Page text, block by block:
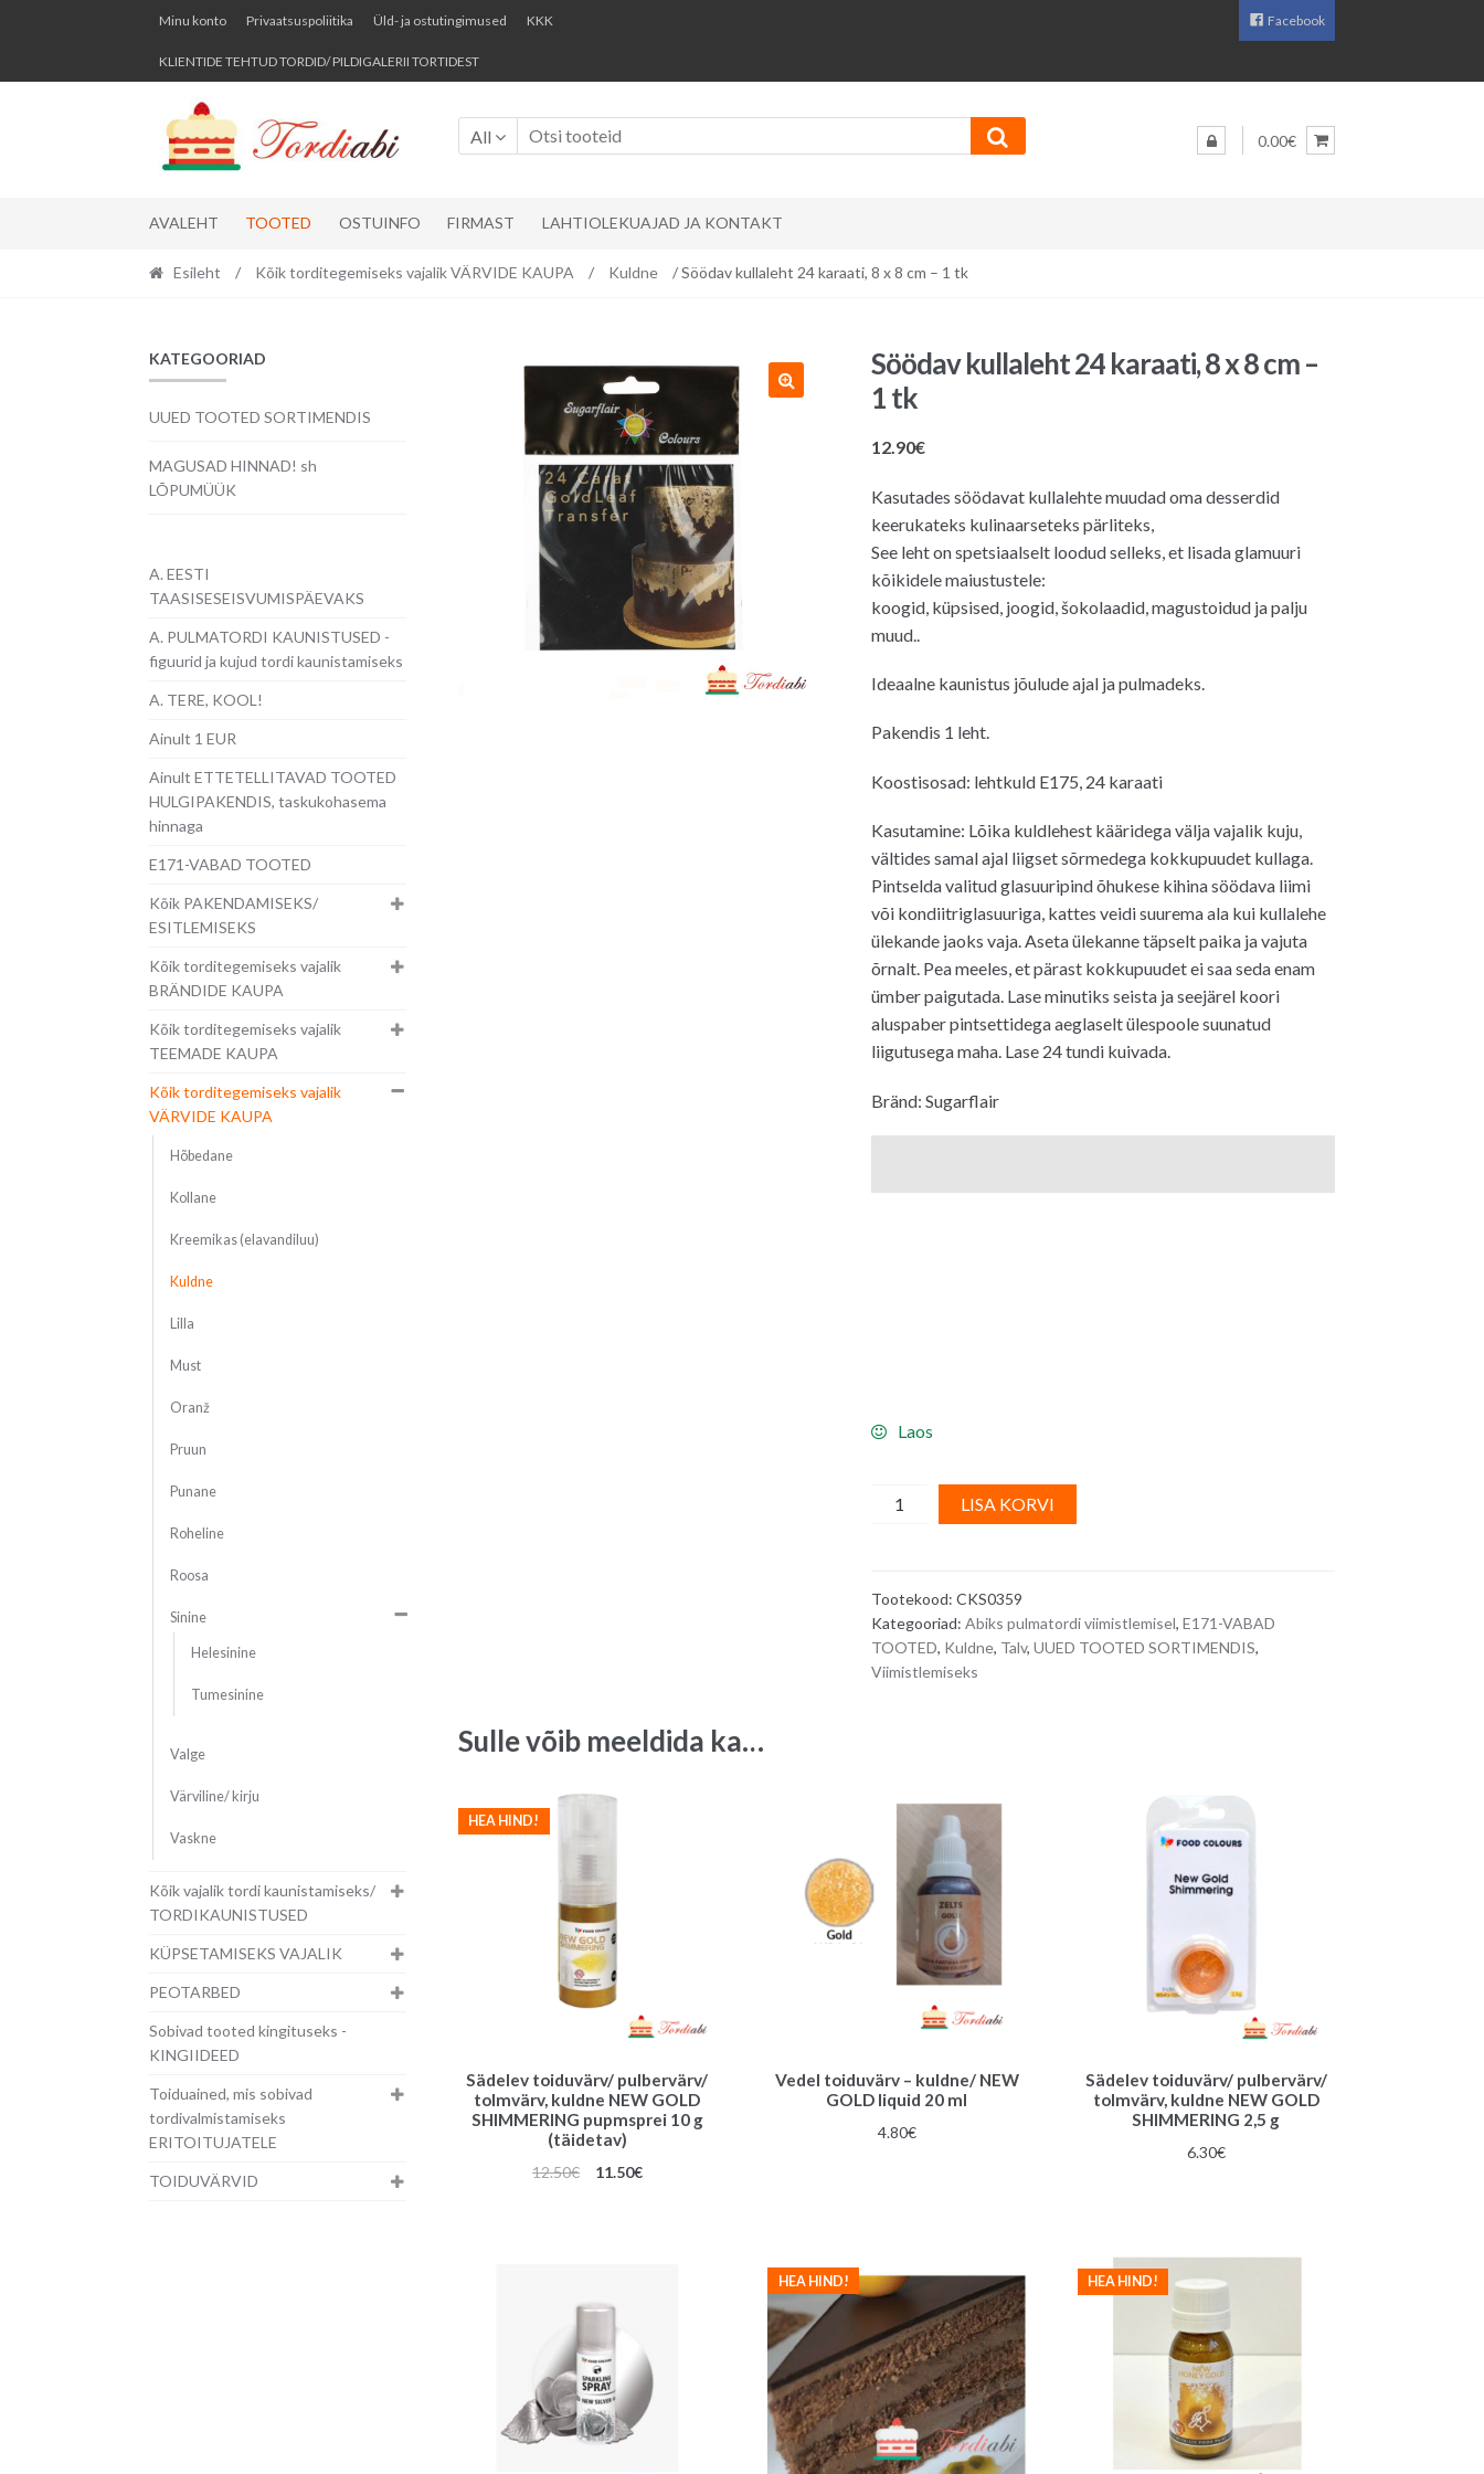
Skip
navigation
Skip
content
Minu konto Privaatsuspoliitika Üld- ja ostutingimused KKK
KLIENTIDE TEHTUD TORDID/ PILDIGALERII TORTIDEST
Facebook
All 0.00€
AVALEHT TOOTED OSTUINFO FIRMAST LAHTIOLEKUAJAD JA KONTAKT
Esileht / Kõik torditegemiseks vajalik VÄRVIDE KAUPA / Kuldne / Söödav kullaleht 24 karaati, 8 x 8 cm – 1 tk
Söödav kullaleht 24 karaati, 8 x 8 cm –
1 tk
12.90€
Kasutades söödavat kullalehte muudad oma desserdid
keerukateks kulinaarseteks pärliteks,
See leht on spetsiaalselt loodud selleks, et lisada glamuuri
kõikidele maiustustele:
koogid, küpsised, joogid, šokolaadid, magustoidud ja palju
muud..
Ideaalne kaunistus jõulude ajal ja pulmadeks.
Pakendis 1 leht.
Koostisosad: lehtkuld E175, 24 karaati
Kasutamine: Lõika kuldlehest kääridega välja vajalik kuju,
vältides samal ajal liigset sõrmedega kokkupuudet kullaga.
Pintselda valitud glasuuripind õhukese kihina söödava liimi
või kondiitriglasuuriga, kattes veidi suurema ala kui kullalehe
ülekande jaoks vaja. Aseta ülekanne täpselt paika ja vajuta
õrnalt. Pea meeles, et pärast kokkupuudet ei saa seda enam
ümber paigutada. Lase minutiks seista ja seejärel koori
aluspaber pintsettidega aeglaselt ülespoole suunatud
liigutusega maha. Lase 24 tundi kuivada.
Bränd: Sugarflair
Laos
Söödav
kullaleht
8
x
8
quantity
LISA KORVI
l
n
Tootekood: CKS0359
Kategooriad: Abiks pulmatordi viimistlemisel, E171-VABAD
TOOTED, Kuldne, Talv, UUED TOOTED SORTIMENDIS,
Viimistlemiseks
Sulle võib meeldida ka…
Sädelev toiduvärv/ pulbervärv/
tolmvärv, kuldne NEW GOLD
SHIMMERING pupmsprei 10 g
(täidetav)
HEA HIND!
12.50€
Algne
11.50€Praegune
Vedel toiduvärv – kuldne/ NEW
GOLD liquid 20 ml
4.80€
Sädelev toiduvärv/ pulbervärv/
tolmvärv, kuldne NEW GOLD
SHIMMERING 2,5 g
6.30€
HEA HIND! HEA HIND!
KATEGOORIAD
UUED TOOTED SORTIMENDIS
MAGUSAD HINNAD! sh
LÕPUMÜÜK
A. EESTI
TAASISESEISVUMISPÄEVAKS
A. PULMATORDI KAUNISTUSED -
figuurid ja kujud tordi kaunistamiseks
A. TERE, KOOL!
Ainult 1 EUR
Ainult ETTETELLITAVAD TOOTED
HULGIPAKENDIS, taskukohasema
hinnaga
E171-VABAD TOOTED
Kõik PAKENDAMISEKS/
ESITLEMISEKS
Kõik torditegemiseks vajalik
BRÄNDIDE KAUPA
Kõik torditegemiseks vajalik
TEEMADE KAUPA
Kõik torditegemiseks vajalik
VÄRVIDE KAUPA
Hõbedane
Kollane
Kreemikas (elavandiluu)
Kuldne
Lilla
Must
Oranž
Pruun
Punane
Roheline
Roosa
Sinine
Helesinine
Tumesinine
Valge
Värviline/ kirju
Vaskne
Kõik vajalik tordi kaunistamiseks/
TORDIKAUNISTUSED
KÜPSETAMISEKS VAJALIK
PEOTARBED
Sobivad tooted kingituseks -
KINGIIDEED
Toiduained, mis sobivad
tordivalmistamiseks
ERITOITUJATELE
TOIDUVÄRVID